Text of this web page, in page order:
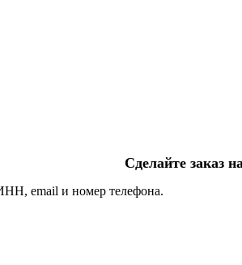
Сделайте заказ
email и номер телефона.